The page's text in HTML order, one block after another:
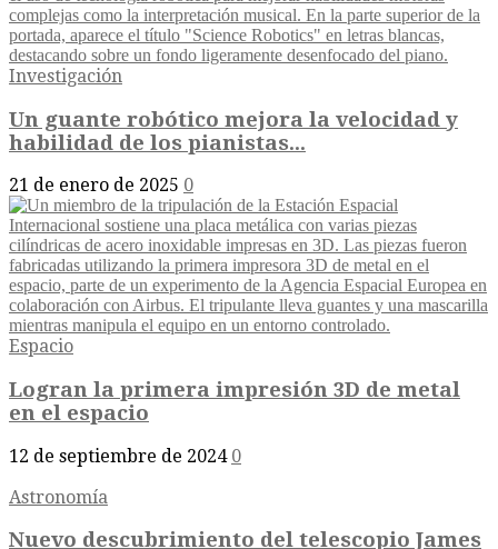
Investigación
Un guante robótico mejora la velocidad y
habilidad de los pianistas...
21 de enero de 2025 0
Espacio
Logran la primera impresión 3D de metal
en el espacio
12 de septiembre de 2024 0
Astronomía
Nuevo descubrimiento del telescopio James